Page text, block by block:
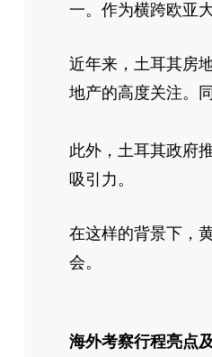
一。作为横跨欧亚
近年来，土耳其房
地产的高度关注。
此外，土耳其政府
吸引力。
在这样的背景下，
会。
海外考察行程亮点